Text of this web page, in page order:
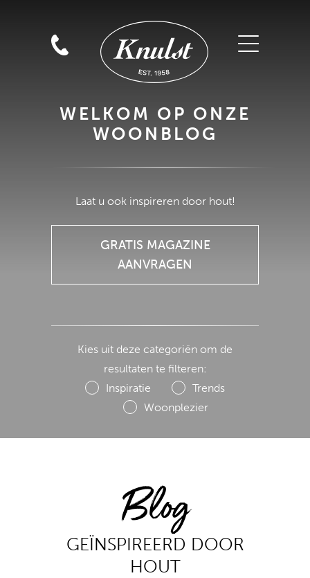
WELKOM OP ONZE
WOONBLOG
Laat u ook inspireren door hout!
GRATIS MAGAZINE
AANVRAGEN
AANVRAGEN
Kies uit deze categoriën om de
resultaten te filteren:
Inspiratie
Trends
Woonplezier
Blog
GEÏNSPIREERD DOOR
HOUT